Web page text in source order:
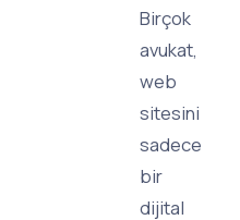
Birçok
avukat,
web
sitesini
sadece
bir
dijital